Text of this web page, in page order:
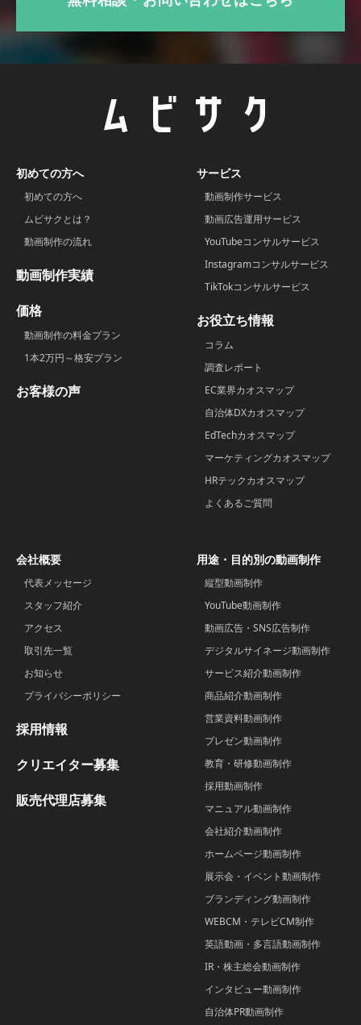
初めての方へ
初めての方へ
ムビサクとは？
動画制作の流れ
動画制作実績
価格
動画制作の料金プラン
1本2万円～格安プラン
お客様の声
サービス
動画制作サービス
動画広告運用サービス
YouTubeコンサルサービス
Instagramコンサルサービス
TikTokコンサルサービス
お役立ち情報
コラム
調査レポート
EC業界カオスマップ
自治体DXカオスマップ
EdTechカオスマップ
マーケティングカオスマップ
HRテックカオスマップ
よくあるご質問
会社概要
代表メッセージ
スタッフ紹介
アクセス
取引先一覧
お知らせ
プライバシーポリシー
採用情報
クリエイター募集
販売代理店募集
用途・目的別の動画制作
縦型動画制作
YouTube動画制作
動画広告・SNS広告制作
デジタルサイネージ動画制作
サービス紹介動画制作
商品紹介動画制作
営業資料動画制作
プレゼン動画制作
教育・研修動画制作
採用動画制作
マニュアル動画制作
会社紹介動画制作
ホームページ動画制作
展示会・イベント動画制作
ブランディング動画制作
WEBCM・テレビCM制作
英語動画・多言語動画制作
IR・株主総会動画制作
インタビュー動画制作
自治体PR動画制作